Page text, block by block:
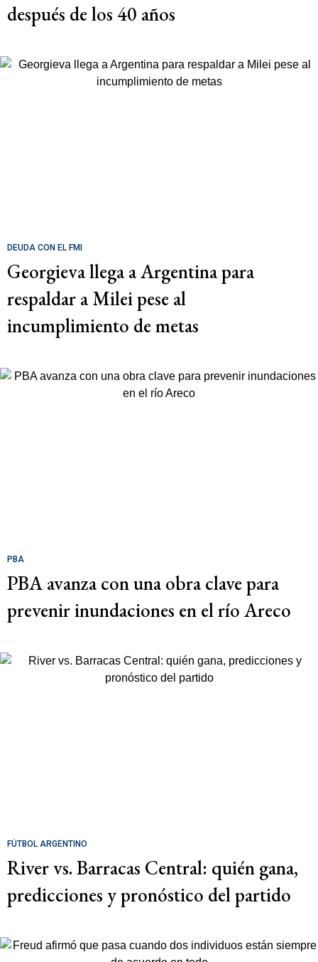
después de los 40 años
DEUDA CON EL FMI
Georgieva llega a Argentina para
respaldar a Milei pese al
incumplimiento de metas
PBA
PBA avanza con una obra clave para
prevenir inundaciones en el río Areco
FÚTBOL ARGENTINO
River vs. Barracas Central: quién gana,
predicciones y pronóstico del partido